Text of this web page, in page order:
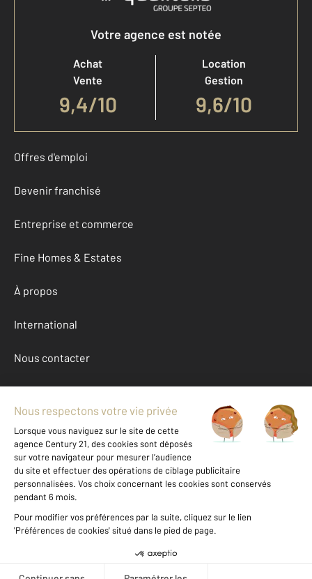
Votre agence est notée
Achat
Vente
9,4/10
Location
Gestion
9,6/10
Offres d'emploi
Devenir franchisé
Entreprise et commerce
Fine Homes & Estates
À propos
International
Nous contacter
Mentions légales & CGU et Barèmes d'honoraires
Données personnelles
Gestionnaire des cookies
Achat maison autour de TOULOUGES (66350)